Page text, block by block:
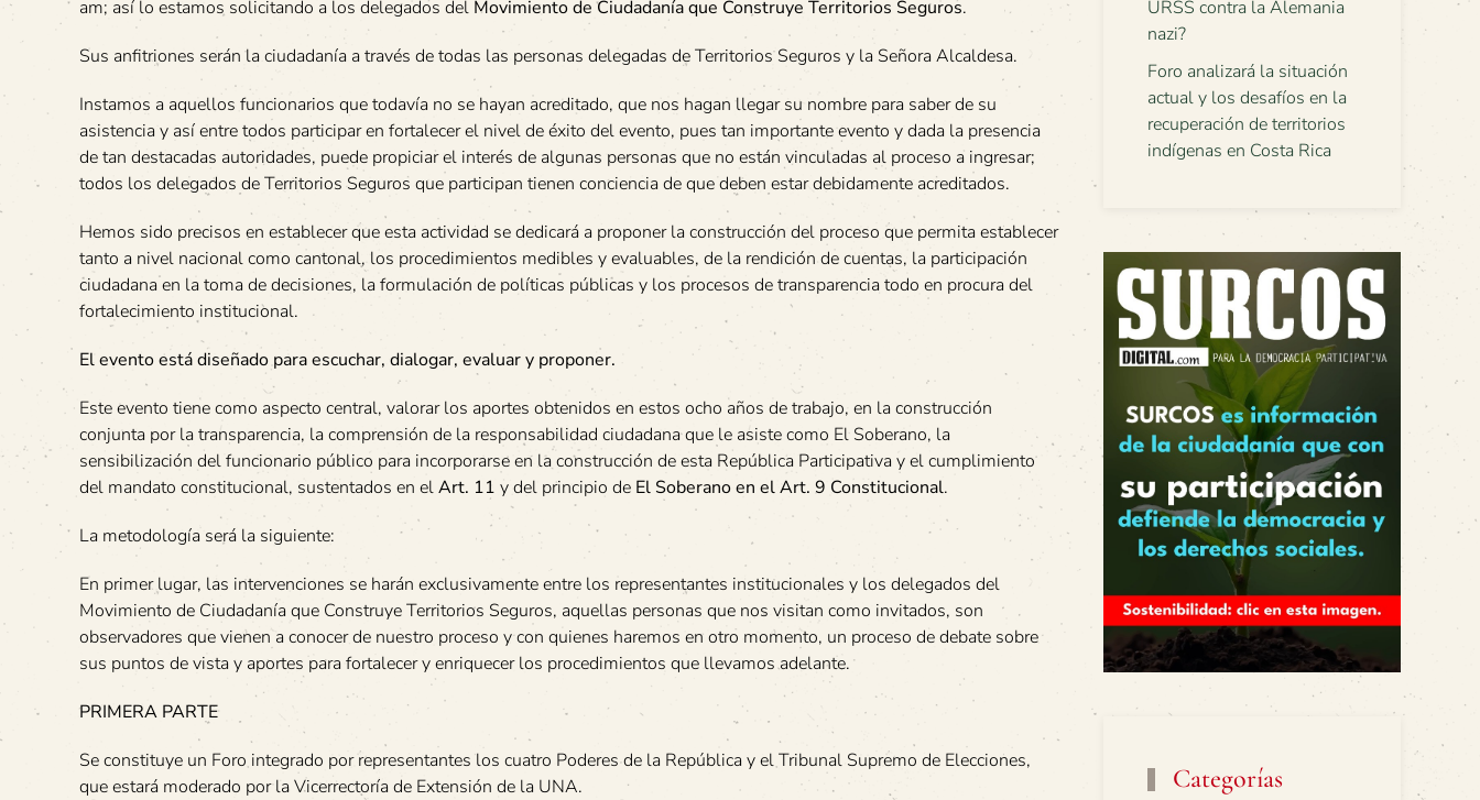
am; así lo estamos solicitando a los delegados del Movimiento de Ciudadanía que Construye Territorios Seguros.
Sus anfitriones serán la ciudadanía a través de todas las personas delegadas de Territorios Seguros y la Señora Alcaldesa.
Instamos a aquellos funcionarios que todavía no se hayan acreditado, que nos hagan llegar su nombre para saber de su
asistencia y así entre todos participar en fortalecer el nivel de éxito del evento, pues tan importante evento y dada la presencia
de tan destacadas autoridades, puede propiciar el interés de algunas personas que no están vinculadas al proceso a ingresar;
todos los delegados de Territorios Seguros que participan tienen conciencia de que deben estar debidamente acreditados.
Hemos sido precisos en establecer que esta actividad se dedicará a proponer la construcción del proceso que permita establecer
tanto a nivel nacional como cantonal, los procedimientos medibles y evaluables, de la rendición de cuentas, la participación
ciudadana en la toma de decisiones, la formulación de políticas públicas y los procesos de transparencia todo en procura del
fortalecimiento institucional.
El evento está diseñado para escuchar, dialogar, evaluar y proponer.
Este evento tiene como aspecto central, valorar los aportes obtenidos en estos ocho años de trabajo, en la construcción
conjunta por la transparencia, la comprensión de la responsabilidad ciudadana que le asiste como El Soberano, la
sensibilización del funcionario público para incorporarse en la construcción de esta República Participativa y el cumplimiento
del mandato constitucional, sustentados en elArt. 11 y del principio de El Soberano en el Art. 9 Constitucional.
La metodología será la siguiente:
En primer lugar, las intervenciones se harán exclusivamente entre los representantes institucionales y los delegados del
Movimiento de Ciudadanía que Construye Territorios Seguros, aquellas personas que nos visitan como invitados, son
observadores que vienen a conocer de nuestro proceso y con quienes haremos en otro momento, un proceso de debate sobre
sus puntos de vista y aportes para fortalecer y enriquecer los procedimientos que llevamos adelante.
PRIMERA PARTE
Se constituye un Foro integrado por representantes los cuatro Poderes de la República y el Tribunal Supremo de Elecciones,
que estará moderado por la Vicerrectoría de Extensión de la UNA.
URSS contra la Alemania
nazi?
Foro analizará la situación
actual y los desafíos en la
recuperación de territorios
indígenas en Costa Rica
Categorías